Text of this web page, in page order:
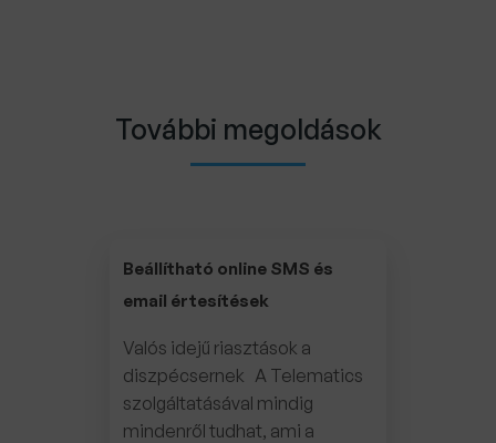
További megoldások
Beállítható online SMS és
email értesítések
Valós idejű riasztások a
diszpécsernek A Telematics
szolgáltatásával mindig
mindenről tudhat, ami a